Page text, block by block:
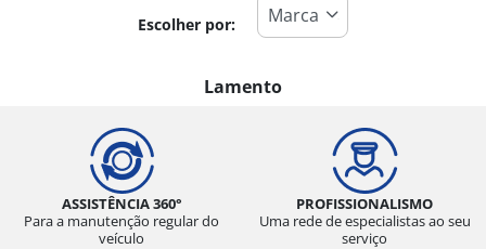
Todos os tipos (0)
Verão (0)
Todas as estações (0)
Escolher por:
Lamento
ASSISTÊNCIA 360°
Para a manutenção regular do
veículo
PROFISSIONALISMO
Uma rede de especialistas ao seu
serviço